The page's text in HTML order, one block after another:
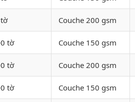
Couche 200 gsm
tờ Couche 150 gsm
tờ Couche 200 gsm
tờ Couche 150 gsm